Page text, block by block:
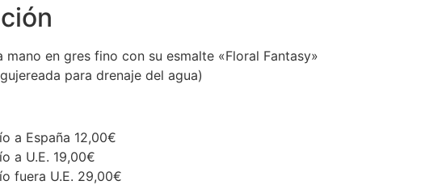
mano en gres fino con su esmalte «Floral Fantasy»
para drenaje del agua)
a España 12,00€
a U.E. 19,00€
fuera U.E. 29,00€